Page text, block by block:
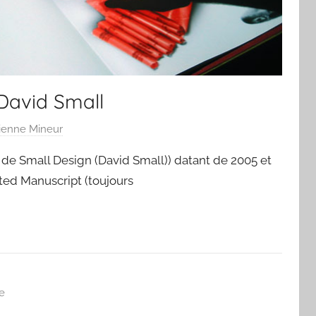
Small
Mineur
Small Design (David Small)) datant de 2005 et
Manuscript (toujours